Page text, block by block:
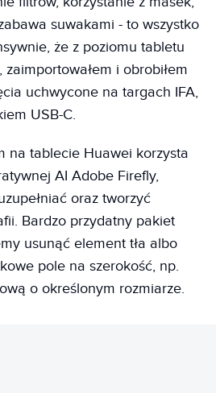
suwakami - to wszystko
że z poziomu tabletu
i obrobiłem
uchwycone na targach IFA,
USB-C.
na tablecie Huawei korzysta
AI Adobe Firefly,
oraz tworzyć
Bardzo przydatny pakiet
usunąć element tła albo
pole na szerokość, np.
o określonym rozmiarze.